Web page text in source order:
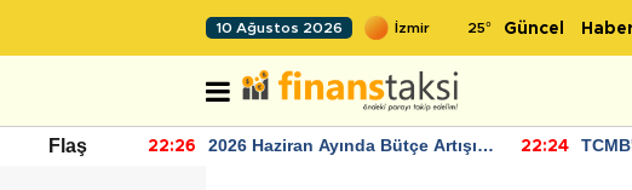
10 Ağustos 2026 25° Güncel
Flaş 22:26
2026 Haziran Ayında Bütçe Artışı
22:24